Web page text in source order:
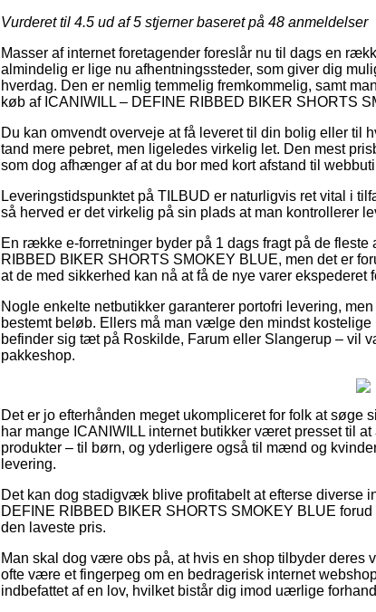
Vurderet til 4.5 ud af 5 stjerner baseret på 48 anmeldelser
Masser af internet foretagender foreslår nu til dags en
almindelig er lige nu afhentningssteder, som giver dig
hverdag. Den er nemlig temmelig fremkommelig, samt
køb af ICANIWILL – DEFINE RIBBED BIKER SHORTS
Du kan omvendt overveje at få leveret til din bolig eller til
tand mere pebret, men ligeledes virkelig let. Den mest
som dog afhænger af at du bor med kort afstand til
Leveringstidspunktet på TILBUD er naturligvis ret vital i
så herved er det virkelig på sin plads at man kontrollerer
En række e-forretninger byder på 1 dags fragt på de
RIBBED BIKER SHORTS SMOKEY BLUE, men det er
at de med sikkerhed kan nå at få de nye varer ekspederet
Nogle enkelte netbutikker garanterer portofri levering,
bestemt beløb. Ellers må man vælge den mindst
befinder sig tæt på Roskilde, Farum eller Slangerup – vil
pakkeshop.
Det er jo efterhånden meget ukompliceret for folk at søge
har mange ICANIWILL internet butikker været presset til
produkter – til børn, og yderligere også til mænd og
levering.
Det kan dog stadigvæk blive profitabelt at efterse diverse
DEFINE RIBBED BIKER SHORTS SMOKEY BLUE
den laveste pris.
Man skal dog være obs på, at hvis en shop tilbyder deres
ofte være et fingerpeg om en bedragerisk internet
indbefattet af en lov, hvilket bistår dig imod uærlige